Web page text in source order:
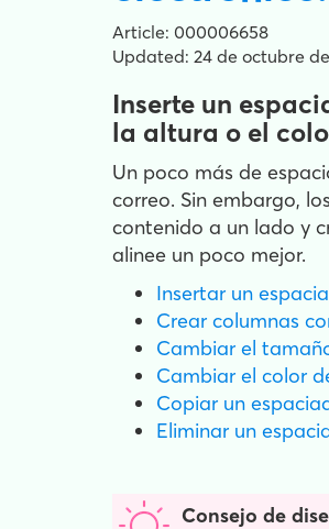
Article: 000006658
Updated: 24 de octubre
Inserte un
la altura o el
Un poco más de
correo. Sin embargo,
contenido a un lado y
alinee un poco mejor.
Insertar un
Crear columnas
Cambiar el
Cambiar el color
Copiar un
Eliminar un
Consejo de